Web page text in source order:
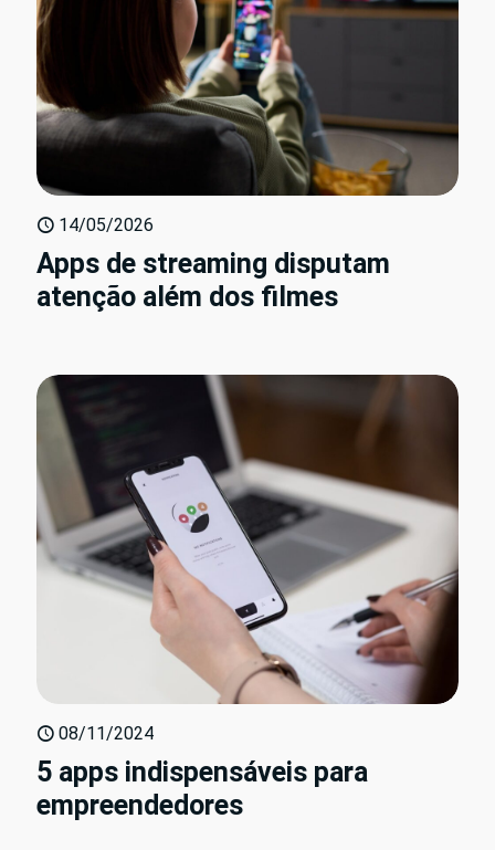
14/05/2026
Apps de streaming disputam
atenção além dos filmes
08/11/2024
5 apps indispensáveis para
empreendedores